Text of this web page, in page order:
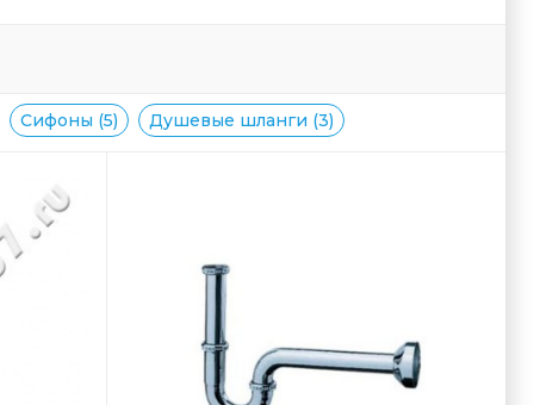
Сифоны (5) Душевые шланги (3)